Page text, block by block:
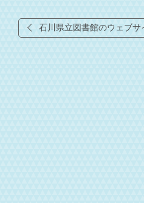
石川県立図書館のウェブサ